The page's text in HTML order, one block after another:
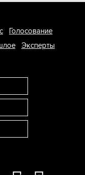
Голосование
Эксперты